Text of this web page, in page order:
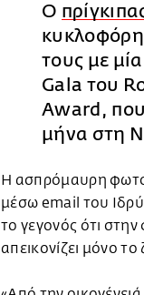
Ο
τους με
Gala του
Award, που
μήνα στη
Η ασπρόμαυρη
μέσω email του
το γεγονός ότι
απεικονίζει μόνο το